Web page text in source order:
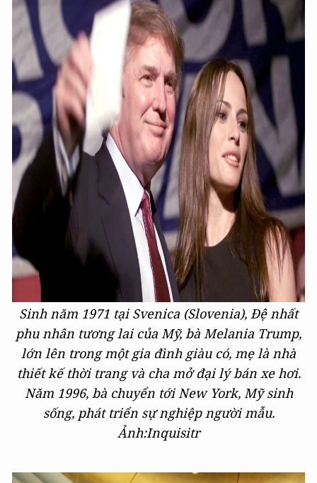
Sinh năm 1971 tại Svenica (Slovenia), Đệ nhất
phu nhân tương lai của Mỹ, bà Melania Trump,
lớn lên trong một gia đình giàu có, mẹ là nhà
thiết kế thời trang và cha mở đại lý bán xe hơi.
Năm 1996, bà chuyển tới New York, Mỹ sinh
sống, phát triển sự nghiệp người mẫu.
Ảnh:Inquisitr